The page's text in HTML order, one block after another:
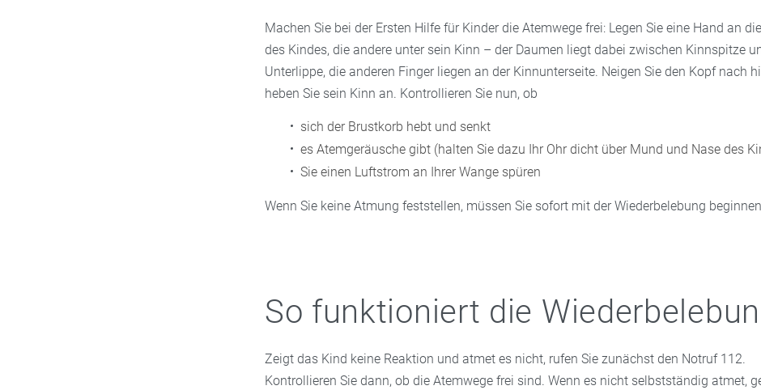
Machen Sie bei der Ersten Hilfe für Kinder die Atemwege frei: Legen Sie eine Hand an
des Kindes, die andere unter sein Kinn – der Daumen liegt dabei zwischen Kinnspitze
Unterlippe, die anderen Finger liegen an der Kinnunterseite. Neigen Sie den Kopf nach
heben Sie sein Kinn an. Kontrollieren Sie nun, ob
sich der Brustkorb hebt und senkt
es Atemgeräusche gibt (halten Sie dazu Ihr Ohr dicht über Mund und Nase des
Sie einen Luftstrom an Ihrer Wange spüren
Wenn Sie keine Atmung feststellen, müssen Sie sofort mit der Wiederbelebung
So funktioniert die
Zeigt das Kind keine Reaktion und atmet es nicht, rufen Sie zunächst den Notruf 112.
Kontrollieren Sie dann, ob die Atemwege frei sind. Wenn es nicht selbstständig atmet,